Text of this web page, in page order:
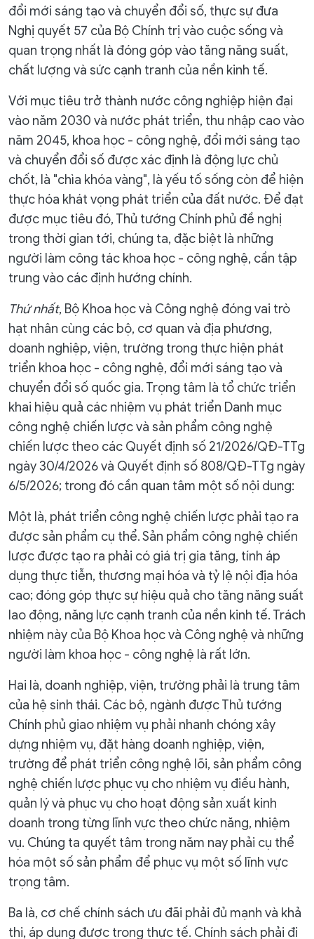
đổi mới sáng tạo và chuyển đổi số, thực sự đưa
Nghị quyết 57 của Bộ Chính trị vào cuộc sống và
quan trọng nhất là đóng góp vào tăng năng suất,
chất lượng và sức cạnh tranh của nền kinh tế.
Với mục tiêu trở thành nước công nghiệp hiện đại
vào năm 2030 và nước phát triển, thu nhập cao vào
năm 2045, khoa học - công nghệ, đổi mới sáng tạo
và chuyển đổi số được xác định là động lực chủ
chốt, là "chìa khóa vàng", là yếu tố sống còn để hiện
thực hóa khát vọng phát triển của đất nước. Để đạt
được mục tiêu đó, Thủ tướng Chính phủ đề nghị
trong thời gian tới, chúng ta, đặc biệt là những
người làm công tác khoa học - công nghệ, cần tập
trung vào các định hướng chính.
Thứ nhất, Bộ Khoa học và Công nghệ đóng vai trò
hạt nhân cùng các bộ, cơ quan và địa phương,
doanh nghiệp, viện, trường trong thực hiện phát
triển khoa học - công nghệ, đổi mới sáng tạo và
chuyển đổi số quốc gia. Trọng tâm là tổ chức triển
khai hiệu quả các nhiệm vụ phát triển Danh mục
công nghệ chiến lược và sản phẩm công nghệ
chiến lược theo các Quyết định số 21/2026/QĐ-TTg
ngày 30/4/2026 và Quyết định số 808/QĐ-TTg ngày
6/5/2026; trong đó cần quan tâm một số nội dung:
Một là, phát triển công nghệ chiến lược phải tạo ra
được sản phẩm cụ thể. Sản phẩm công nghệ chiến
lược được tạo ra phải có giá trị gia tăng, tính áp
dụng thực tiễn, thương mại hóa và tỷ lệ nội địa hóa
cao; đóng góp thực sự hiệu quả cho tăng năng suất
lao động, năng lực cạnh tranh của nền kinh tế. Trách
nhiệm này của Bộ Khoa học và Công nghệ và những
người làm khoa học - công nghệ là rất lớn.
Hai là, doanh nghiệp, viện, trường phải là trung tâm
của hệ sinh thái. Các bộ, ngành được Thủ tướng
Chính phủ giao nhiệm vụ phải nhanh chóng xây
dựng nhiệm vụ, đặt hàng doanh nghiệp, viện,
trường để phát triển công nghệ lõi, sản phẩm công
nghệ chiến lược phục vụ cho nhiệm vụ điều hành,
quản lý và phục vụ cho hoạt động sản xuất kinh
doanh trong từng lĩnh vực theo chức năng, nhiệm
vụ. Chúng ta quyết tâm trong năm nay phải cụ thể
hóa một số sản phẩm để phục vụ một số lĩnh vực
trọng tâm.
Ba là, cơ chế chính sách ưu đãi phải đủ mạnh và khả
thi, áp dụng được trong thực tế. Chính sách phải đi